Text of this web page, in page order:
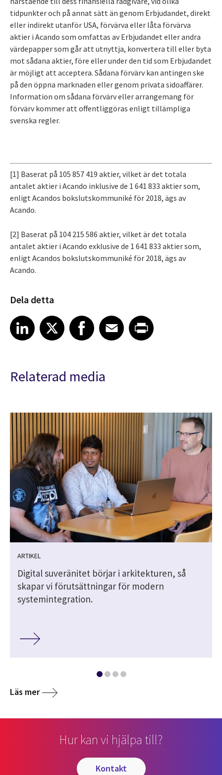
tidpunkter och på annat sätt än genom Erbjudandet, direkt
eller indirekt utanför USA, förvärva eller låta förvärva
aktier i Acando som omfattas av Erbjudandet eller andra
värdepapper som går att utnyttja, konvertera till eller byta
mot sådana aktier, före eller under den tid som Erbjudandet
är möjligt att acceptera. Sådana förvärv kan antingen ske
på den öppna marknaden eller genom privata sidoaffärer.
Information om sådana förvärv eller arrangemang för
förvärv kommer att offentliggöras enligt tillämpliga
svenska regler.
[1] Baserat på 105 857 419 aktier, vilket är det totala
antalet aktier i Acando inklusive de 1 641 833 aktier som,
enligt Acandos bokslutskommuniké för 2018, ägs av
Acando.
[2] Baserat på 104 215 586 aktier, vilket är det totala
antalet aktier i Acando exklusive de 1 641 833 aktier som,
enligt Acandos bokslutskommuniké för 2018, ägs av
Acando.
Dela detta
Share article on LinkedIn
LinkedIn
Share article on XShare article on Facebook
Facebook
Share article on Email
EmailShare article on Print
Relaterad media
ARTIKEL
Digital suveränitet börjar i arkitekturen, så
skapar vi förutsättningar för modern
systemintegration.
Läs mer
Hur kan vi hjälpa till?
kontakt